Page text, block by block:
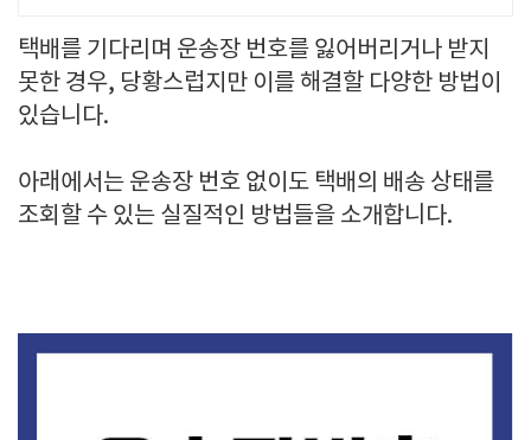
택배를 기다리며 운송장 번호를 잃어버리거나 받지
못한 경우, 당황스럽지만 이를 해결할 다양한 방법이
있습니다.
아래에서는 운송장 번호 없이도 택배의 배송 상태를
조회할 수 있는 실질적인 방법들을 소개합니다.